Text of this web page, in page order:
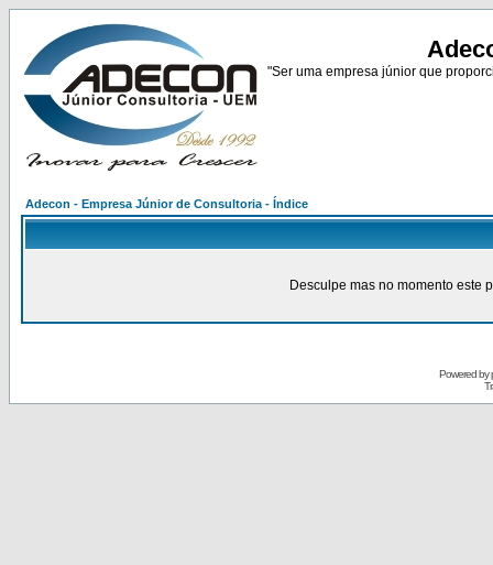
"Ser uma empresa júnior que
Adecon - Empresa Júnior de Consultoria - Índice
Desculpe mas no momento este
Powered by